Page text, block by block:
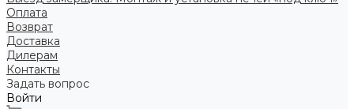
Оплата
Возврат
Доставка
Дилерам
Контакты
Задать вопрос
Войти